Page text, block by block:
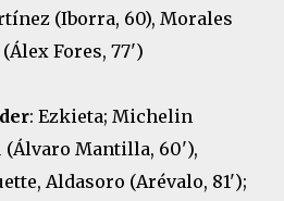
(Iborra, 60), Morales
Fores, 77')
: Ezkieta; Michelin
(Álvaro Mantilla, 60'),
Aldasoro (Arévalo, 81');